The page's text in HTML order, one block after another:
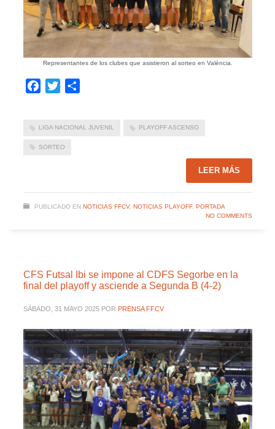
Representantes de los clubes que asistieron al sorteo en València.
Facebook
Twitter
LIGA NACIONAL JUVENIL PLAYOFF ASCENSO
SORTEO
LEER MÁS
PUBLICADO EN NOTICIAS FFCV, NOTICIAS PLAYOFF, PORTADA
NO COMMENTS
CFS Futsal Ibi se impone al CDFS Segorbe en la
final del playoff y asciende a Segunda B (4-2)
SÁBADO, 31 MAYO 2025 POR PRENSA FFCV